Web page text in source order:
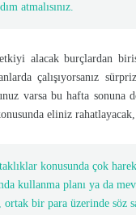
atmalısınız.
alacak burçlardan
çalışıyorsanız
varsa bu hafta sonuna
eliniz
konusunda çok
kullanma planı ya da
bir para üzerinde söz